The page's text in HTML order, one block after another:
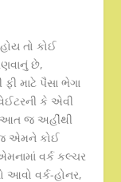
તો કોઈ
છે,
માટે પૈસા ભેગા
કે એવી
જ અહીંથી
એમને કોઈ
વર્ક કલ્ચર
વર્ક-હોનર,